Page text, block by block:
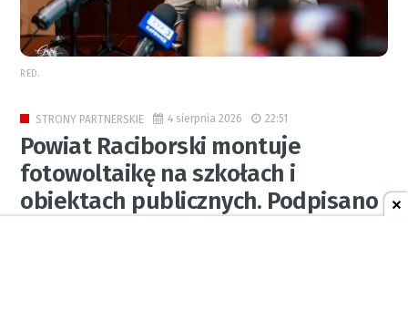
RED.
STRONY PARTNERSKIE 4 sierpnia 2026 22:51
Powiat Raciborski montuje
fotowoltaikę na szkołach i
obiektach publicznych. Podpisano